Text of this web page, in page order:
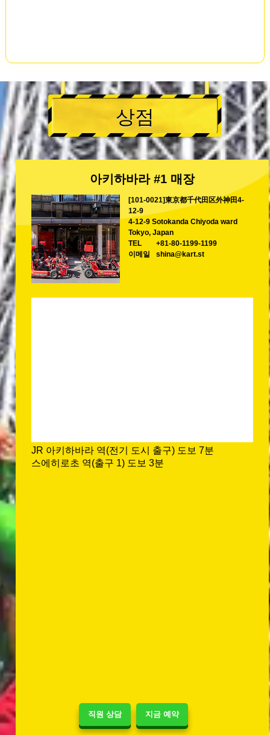
직원 상담 지금 예약
상점
아키하바라 #1 매장
[101-0021]東京都千代田区外神田4-
12-9
4-12-9 Sotokanda Chiyoda ward
Tokyo, Japan
TEL
+81-80-1199-1199
이메일
shina@kart.st
JR 아키하바라 역(전기 도시 출구) 도보 7분
스에히로초 역(출구 1) 도보 3분